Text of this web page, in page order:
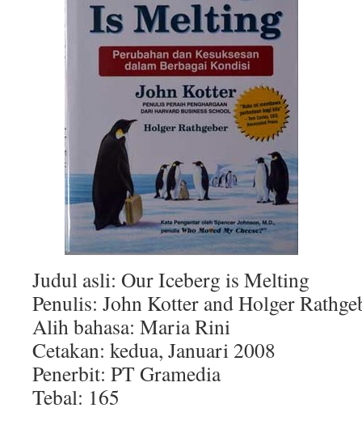
Judul asli: Our Iceberg is Melting
Penulis: John Kotter and Holger
Alih bahasa: Maria Rini
Cetakan: kedua, Januari 2008
Penerbit: PT Gramedia
Tebal: 165